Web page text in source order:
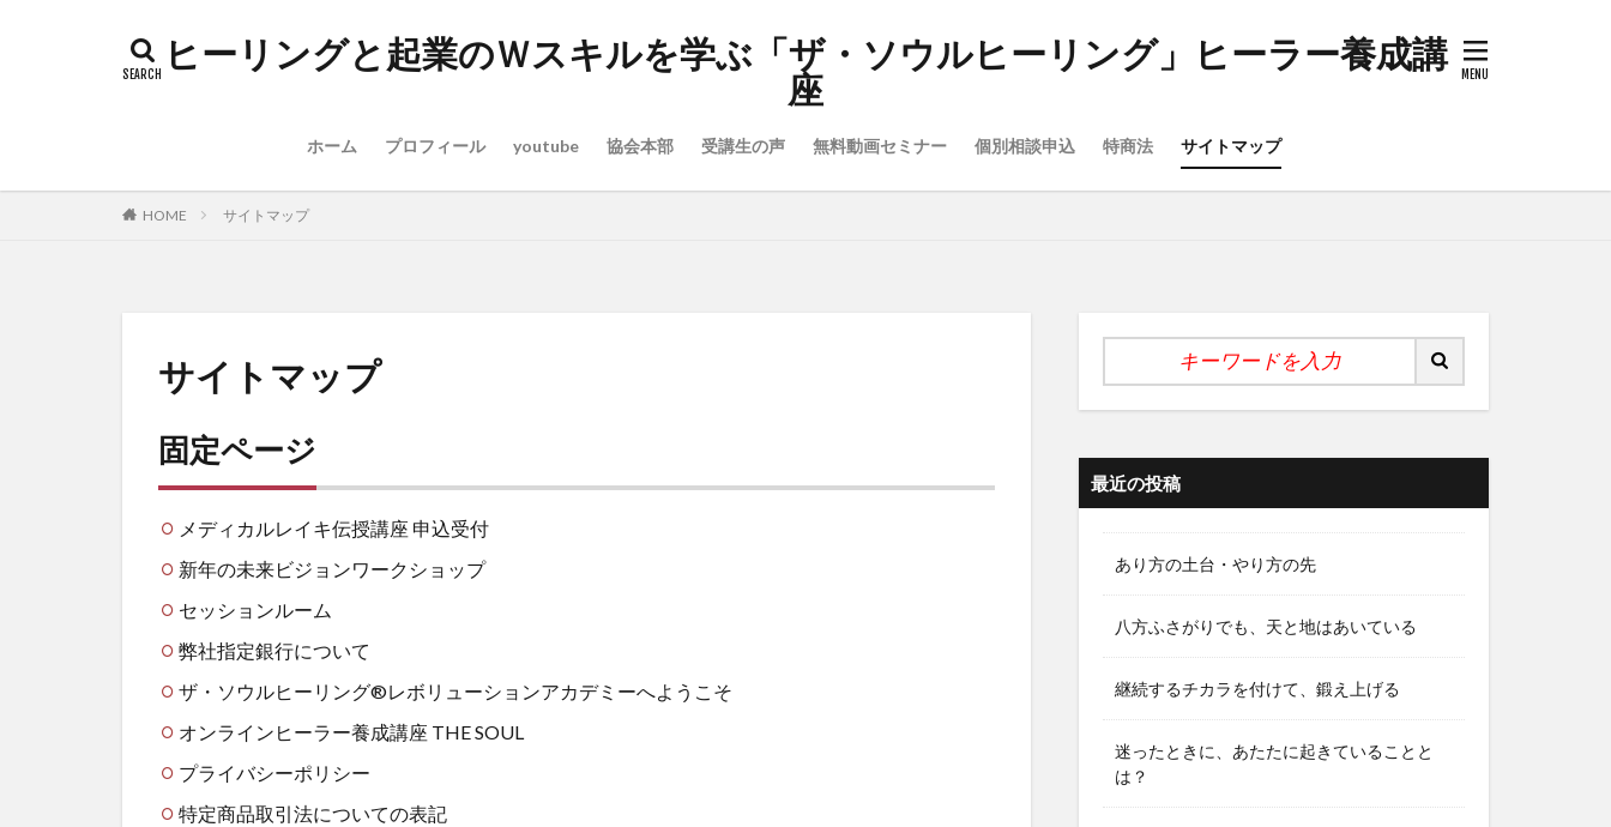
ヒーリングと起業のＷスキルを学ぶ「ザ・ソウルヒーリング」ヒーラー養成講
座
ホーム プロフィール youtube 協会本部 受講生の声 無料動画セミナー 個別相談申込 特商法 サイトマップ
HOME サイトマップ
サイトマップ
固定ページ
メディカルレイキ伝授講座 申込受付
新年の未来ビジョンワークショップ
セッションルーム
弊社指定銀行について
ザ・ソウルヒーリング®レボリューションアカデミーへようこそ
オンラインヒーラー養成講座 THE SOUL
プライバシーポリシー
特定商品取引法についての表記
最近の投稿
あり方の土台・やり方の先
八方ふさがりでも、天と地はあいている
継続するチカラを付けて、鍛え上げる
迷ったときに、あたたに起きていることと
は？